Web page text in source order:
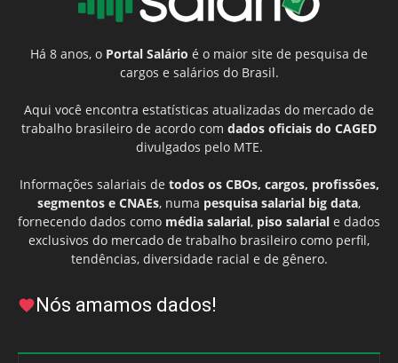
Há 8 anos, o Portal Salário é o maior site de pesquisa de
cargos e salários do Brasil.
Aqui você encontra estatísticas atualizadas do mercado de
trabalho brasileiro de acordo com dados oficiais do CAGED
divulgados pelo MTE.
Informações salariais de todos os CBOs, cargos, profissões,
segmentos e CNAEs, numa pesquisa salarial big data,
fornecendo dados como média salarial, piso salarial e dados
exclusivos do mercado de trabalho brasileiro como perfil,
tendências, diversidade racial e de gênero.
Nós amamos dados!